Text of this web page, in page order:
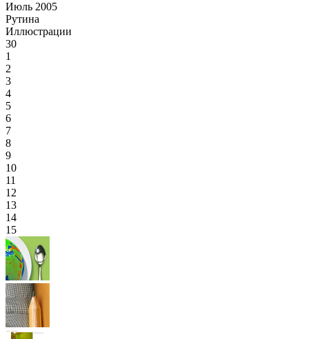
Июль 2005
Рутина
Иллюстрации
30
1
2
3
4
5
6
7
8
9
10
11
12
13
14
15